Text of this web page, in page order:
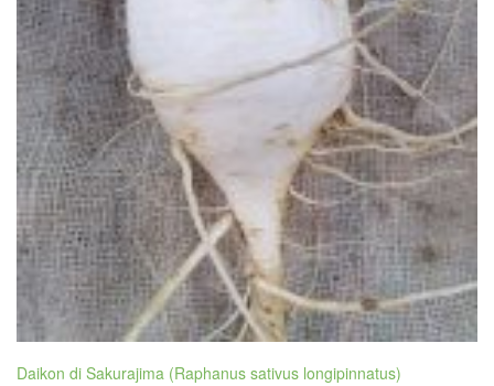
Daikon di Sakurajima (Raphanus sativus longipinnatus)